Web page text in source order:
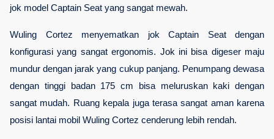
jok model Captain Seat yang sangat mewah.
Wuling Cortez menyematkan jok Captain Seat dengan
konfigurasi yang sangat ergonomis. Jok ini bisa digeser maju
mundur dengan jarak yang cukup panjang. Penumpang dewasa
dengan tinggi badan 175 cm bisa meluruskan kaki dengan
sangat mudah. Ruang kepala juga terasa sangat aman karena
posisi lantai mobil Wuling Cortez cenderung lebih rendah.